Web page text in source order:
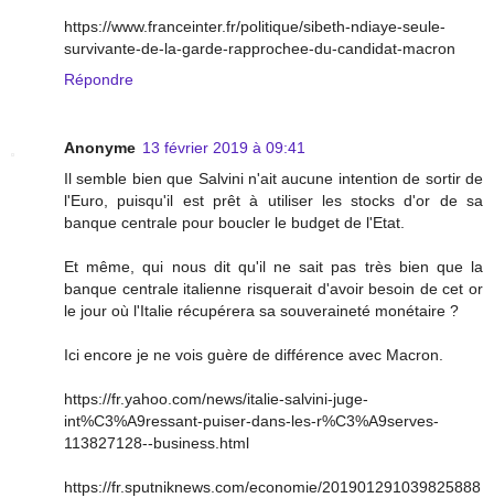
https://www.franceinter.fr/politique/sibeth-ndiaye-seule-
survivante-de-la-garde-rapprochee-du-candidat-macron
Répondre
Anonyme 13 février 2019 à 09:41
Il semble bien que Salvini n'ait aucune intention de sortir de
l'Euro, puisqu'il est prêt à utiliser les stocks d'or de sa
banque centrale pour boucler le budget de l'Etat.
Et même, qui nous dit qu'il ne sait pas très bien que la
banque centrale italienne risquerait d'avoir besoin de cet or
le jour où l'Italie récupérera sa souveraineté monétaire ?
Ici encore je ne vois guère de différence avec Macron.
https://fr.yahoo.com/news/italie-salvini-juge-
int%C3%A9ressant-puiser-dans-les-r%C3%A9serves-
113827128--business.html
https://fr.sputniknews.com/economie/201901291039825888